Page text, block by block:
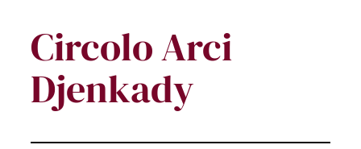
Circolo Arci
Djenkady